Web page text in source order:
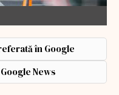
în Google
News